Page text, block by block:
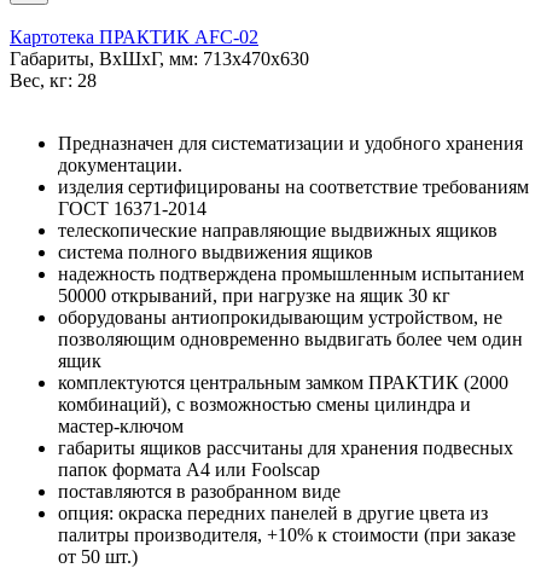
Картотека ПРАКТИК AFC-02
Габариты, ВxШxГ, мм: 713x470x630
Вес, кг: 28
Предназначен для систематизации и удобного хранения
документации.
изделия сертифицированы на соответствие требованиям
ГОСТ 16371-2014
телескопические направляющие выдвижных ящиков
система полного выдвижения ящиков
надежность подтверждена промышленным испытанием
50000 открываний, при нагрузке на ящик 30 кг
оборудованы антиопрокидывающим устройством, не
позволяющим одновременно выдвигать более чем один
ящик
комплектуются центральным замком ПРАКТИК (2000
комбинаций), с возможностью смены цилиндра и
мастер-ключом
габариты ящиков рассчитаны для хранения подвесных
папок формата А4 или Foolscap
поставляются в разобранном виде
опция: окраска передних панелей в другие цвета из
палитры производителя, +10% к стоимости (при заказе
от 50 шт.)